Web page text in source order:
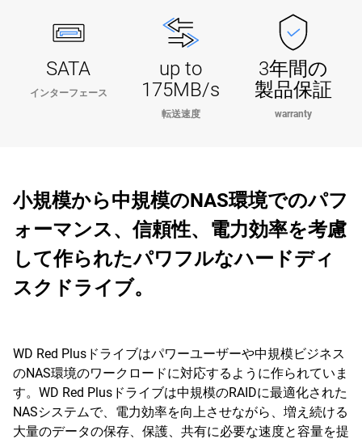
SATA
インターフェース
up to
175MB/s
転送速度
3年間の
製品保証
warranty
小規模から中規模のNAS環境でのパフ
ォーマンス、信頼性、電力効率を考慮
して作られたパワフルなハードディ
スクドライブ。
WD Red Plusドライブはパワーユーザーや中規模ビジネス
のNAS環境のワークロードに対応するように作られていま
す。WD Red Plusドライブは中規模のRAIDに最適化された
NASシステムで、電力効率を向上させながら、増え続ける
大量のデータの保存、保護、共有に必要な速度と容量を提